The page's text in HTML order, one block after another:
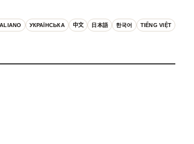
УКРАЇНСЬКА 中文 日本語 한국어 TIẾNG VIỆT